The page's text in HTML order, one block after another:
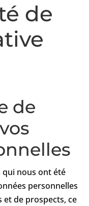
de
de
qui nous ont été
personnelles
et de prospects, ce